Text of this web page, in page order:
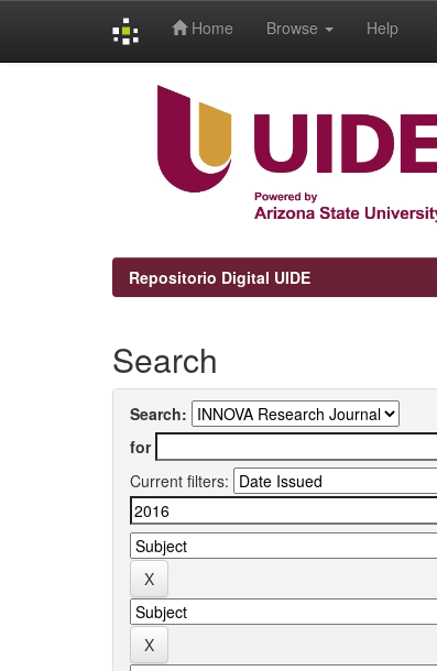
Home Browse Help
Repositorio Digital UIDE
Search
Search:
for
Current filters: